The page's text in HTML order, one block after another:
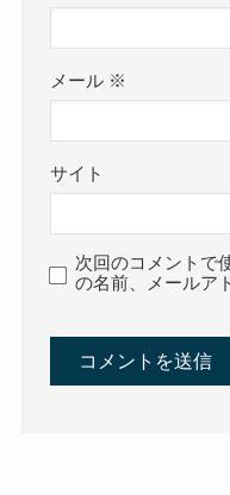
メール ※
サイト
次回のコメントで
の名前、メールア